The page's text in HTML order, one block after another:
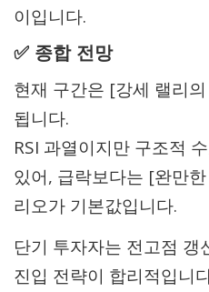
이입니다.
✅ 종합 전망
현재 구간은 [강세 랠리
됩니다.
RSI 과열이지만 구조적
있어, 급락보다는 [완만
리오가 기본값입니다.
단기 투자자는 전고점 갱
진입 전략이 합리적입니